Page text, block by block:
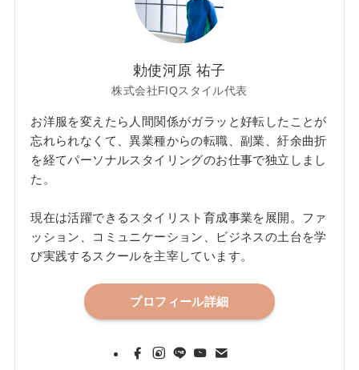
勅使河原 祐子
株式会社FIQスタイル代表
お洋服を変えたら人間関係がガラッと好転したことが
忘れられなくて、異業種からの転職、副業、紆余曲折
を経てパーソナルスタイリングのお仕事で独立しまし
た。
現在は活躍できるスタイリスト育成事業を展開。ファ
ッション、コミュニケーション、ビジネスの土台を学
び実践するスクールを主宰しています。
プロフィール詳細